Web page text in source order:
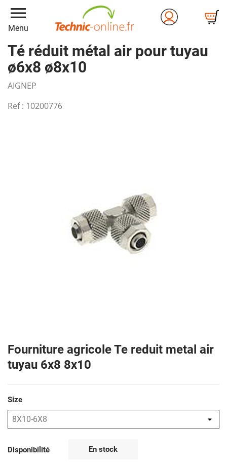
menu
Menu
Té réduit métal air pour tuyau
ø6x8 ø8x10
AIGNEP
Ref : 10200776
Fourniture agricole Te reduit metal air
tuyau 6x8 8x10
Size
Disponibilité En stock